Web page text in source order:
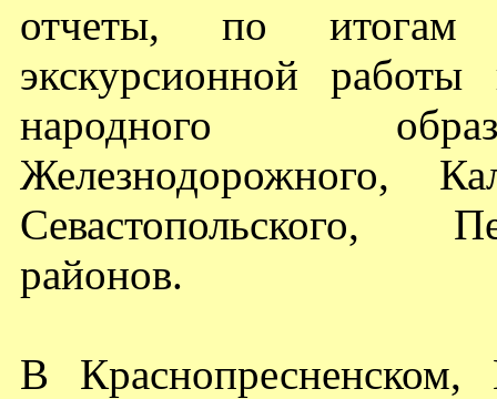
отчеты, по итогам
экскурсионной
народного
Железнодорожного,
Севастопольского,
районов.
В Краснопресненском,